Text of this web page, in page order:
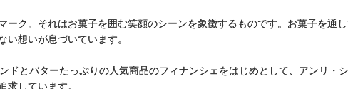
ーク。それはお菓子を囲む笑顔のシーンを象徴するものです。お菓子を通
想いが息づいています。
ドとバターたっぷりの人気商品のフィナンシェをはじめとして、アンリ・
求しています。